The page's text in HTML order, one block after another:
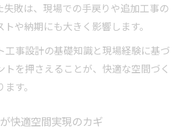
失敗は、現場での手戻りや追加工事の
や納期にも大きく影響します。
工事設計の基礎知識と現場経験に基づ
トを押さえることが、快適な空間づく
す。
快適空間実現のカギ